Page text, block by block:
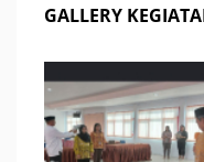
GALLERY